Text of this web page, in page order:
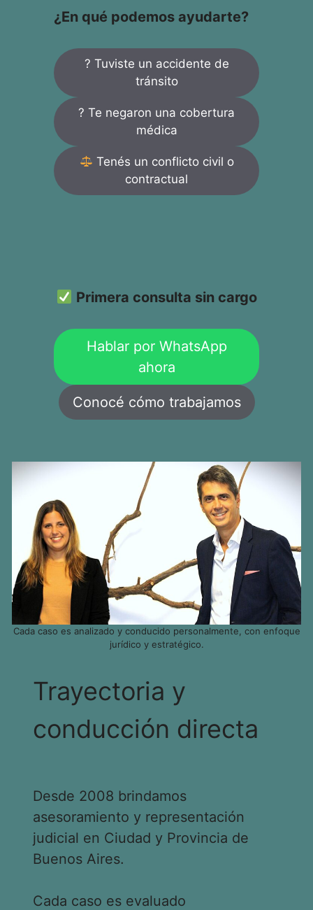
¿En qué podemos ayudarte?
? Tuviste un accidente de
tránsito
? Te negaron una cobertura
médica
Tenés un conflicto civil o
contractual
Primera consulta sin cargo
Hablar por WhatsApp
ahora
Conocé cómo trabajamos
Cada caso es analizado y conducido personalmente, con enfoque
jurídico y estratégico.
Trayectoria y
conducción directa
Desde 2008 brindamos
asesoramiento y representación
judicial en Ciudad y Provincia de
Buenos Aires.
Cada caso es evaluado